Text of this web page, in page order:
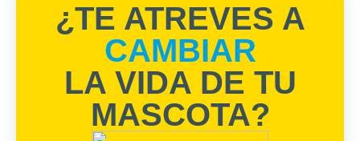
¿TE ATREVES A
CAMBIAR
LA VIDA DE TU
MASCOTA?